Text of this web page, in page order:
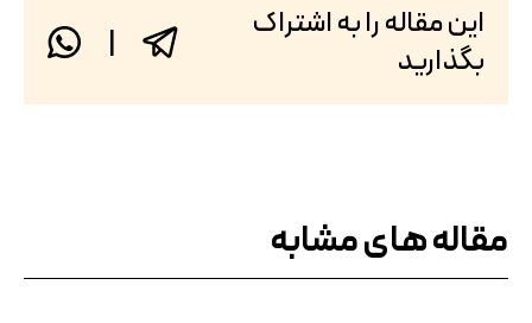
این مقاله را به اشتراک
بگذارید
|
مقاله های مشابه